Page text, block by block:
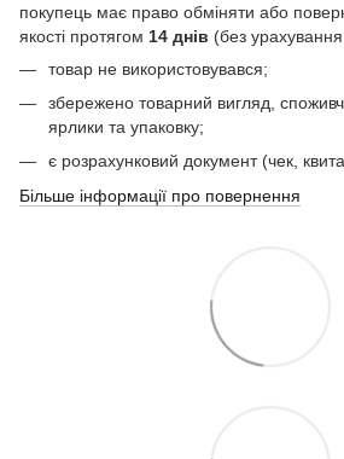
покупець має право обміняти або
якості протягом 14 днів (без
товар не використовувався;
збережено товарний вигляд,
ярлики та упаковку;
є розрахунковий документ (чек,
Більше інформації про повернення